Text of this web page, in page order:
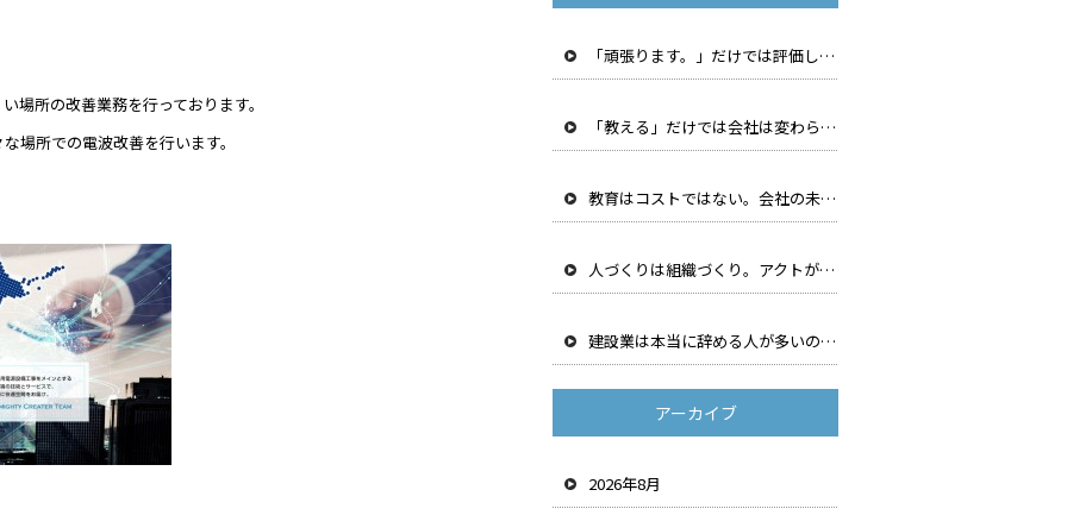
場所の改善業務を行っております。
場所での電波改善を行います。
「頑張ります。」だけでは評価しません。アクトが”行動 ”を最も大切にする理由
「教える」だけでは会社は変わらない。成長する組織に共 通する「振り返る文化」とは
教育はコストではない。会社の未来をつくる、最も価値の 高い投資だと私たちが考える理由
人づくりは組織づくり。アクトが階層別研修を続ける理由
建設業は本当に辞める人が多いのか。離職率を下げるため に私たちが見直した5つのこと
アーカイブ
2026年8月